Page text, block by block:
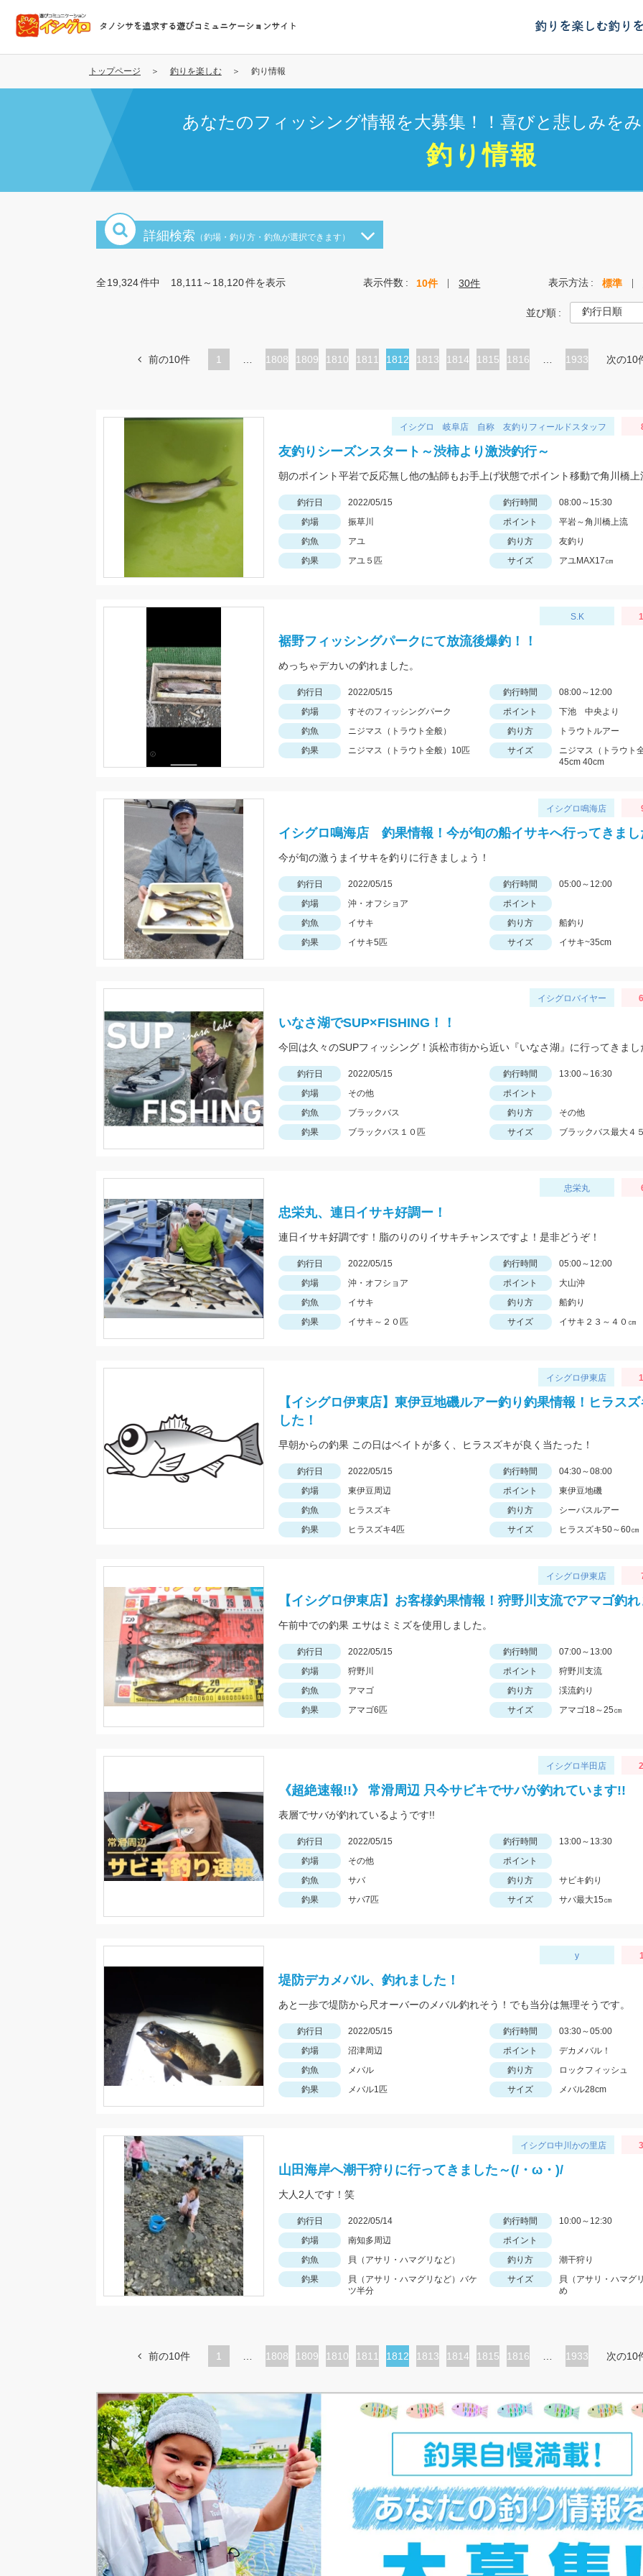
コ
テ
タノシサを追求する遊びコミュニケーションサイト 釣りを楽しむ釣り
トップページ 釣りを楽しむ 釣り情報
あなたのフィッシング情報を大募集！！喜びと悲しみをみ
釣り情報
詳細検索 （釣場・釣り方・釣魚が選択できます）
全19,324件中 18,111～18,120件を表示 表示件数 10件 30件 表示方法 標準
並び順
前の10件 1
ペ
1808
ペ
1809
ペ
1810
ペ
1811
カ
ペ
1812
ペ
1813
ペ
1814
ペ
1815
ペ
1816 1933 次の10
イシグロ 岐阜店 自称 友釣りフィールドスタッフ
友釣りシーズンスタート～渋柿より激渋釣行～
釣行日 2022/05/15 釣行時間
08:00～15:30
釣場
振草川 ポイント
平岩～角川橋上流
釣魚
アユ 釣り方
友釣り
釣果
アユ５匹 サイズ アユMAX17㎝
S.K
裾野フィッシングパークにて放流後爆釣！！
めっちゃデカいの釣れました。
釣行日 2022/05/15 釣行時間
08:00～12:00
釣場
すそのフィッシングパーク ポイント
下池 中央より
釣魚
ニジマス（トラウト全般） 釣り方
トラウトルアー
釣果
ニジマス（トラウト全般）10匹 サイズ
ニジマス（トラウト
45cm 40cm
イシグロ鳴海店
イシグロ鳴海店 釣果情報！今が旬の船イサキへ行ってきまし
今が旬の激うまイサキを釣りに行きましょう！
釣行日 2022/05/15 釣行時間
05:00～12:00
釣場
沖・オフショア
ポイント
釣魚
イサキ 釣り方
船釣り
釣果
イサキ5匹 サイズ イサキ~35cm
イシグロバイヤー
いなさ湖でSUP×FISHING！！
今回は久々のSUPフィッシング！浜松市街から近い『いなさ湖』に行ってきまし
釣行日 2022/05/15 釣行時間
13:00～16:30
釣場
その他
ポイント
釣魚
ブラックバス 釣り方
その他
釣果
ブラックバス１０匹 サイズ ブラックバス最大４
忠栄丸
忠栄丸、連日イサキ好調ー！
連日イサキ好調です！脂のりのりイサキチャンスですよ！是非どうぞ！
釣行日 2022/05/15 釣行時間
05:00～12:00
釣場
沖・オフショア ポイント
大山沖
釣魚
イサキ 釣り方
船釣り
釣果
イサキ～２０匹 サイズ イサキ２３～４０㎝
イシグロ伊東店
【イシグロ伊東店】東伊豆地磯ルアー釣り釣果情報！ヒラスズ
した！
早朝からの釣果 この日はベイトが多く、ヒラスズキが良く当たった！
釣行日 2022/05/15 釣行時間
04:30～08:00
釣場
東伊豆周辺 ポイント
東伊豆地磯
釣魚
ヒラスズキ 釣り方
シーバスルアー
釣果
ヒラスズキ4匹 サイズ ヒラスズキ50～60㎝
イシグロ伊東店
【イシグロ伊東店】お客様釣果情報！狩野川支流でアマゴ釣れ
午前中での釣果 エサはミミズを使用しました。
釣行日 2022/05/15 釣行時間
07:00～13:00
釣場
狩野川 ポイント
狩野川支流
釣魚
アマゴ 釣り方
渓流釣り
釣果
アマゴ6匹 サイズ アマゴ18～25㎝
イシグロ半田店
《超絶速報!!》 常滑周辺 只今サビキでサバが釣れています!!
表層でサバが釣れているようです!!
釣行日 2022/05/15 釣行時間
13:00～13:30
釣場
その他
ポイント
釣魚
サバ 釣り方
サビキ釣り
釣果
サバ7匹 サイズ サバ最大15㎝
y
堤防デカメバル、釣れました！
あと一歩で堤防から尺オーバーのメバル釣れそう！でも当分は無理そうです。
釣行日 2022/05/15 釣行時間
03:30～05:00
釣場
沼津周辺 ポイント
デカメバル！
釣魚
メバル 釣り方
ロックフィッシュ
釣果
メバル1匹 サイズ メバル28cm
イシグロ中川かの里店
山田海岸へ潮干狩りに行ってきました～(/・ω・)/
大人2人です！笑
釣行日 2022/05/14 釣行時間
10:00～12:30
釣場
南知多周辺
ポイント
釣魚
貝（アサリ・ハマグリなど） 釣り方
潮干狩り
釣果
貝（アサリ・ハマグリなど）バケ
ツ半分
サイズ
貝（アサリ・ハマグ
め
前の10件 1
ペ
1808
ペ
ジ
1809
ペ
1810
ペ
1811
カ
ト
ジ
1812
ペ
1813
ペ
1814
ペ
1815
ペ
1816 1933 次の10